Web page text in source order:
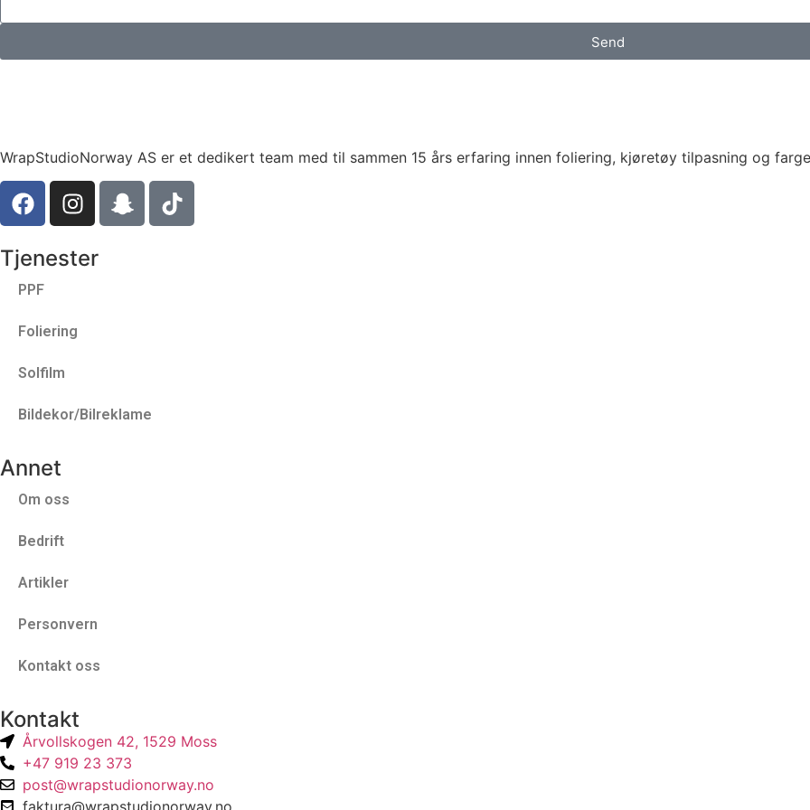
Send
WrapStudioNorway AS er et dedikert team med til sammen 15 års erfaring innen foliering, kjøretøy tilpasning og
Tjenester
PPF
Foliering
Solfilm
Bildekor/Bilreklame
Annet
Om oss
Bedrift
Artikler
Personvern
Kontakt oss
Kontakt
Årvollskogen 42, 1529 Moss
+47 919 23 373
post@wrapstudionorway.no